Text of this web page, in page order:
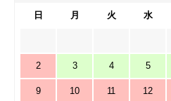
日 月 火 水
2 3 4 5
9 10 11 12